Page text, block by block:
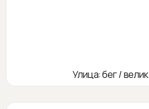
Улица: бег / велик